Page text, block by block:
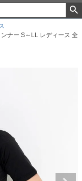
ナー S～LL レディース 全